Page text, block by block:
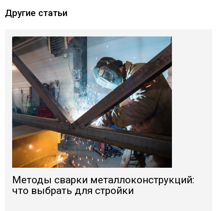
Другие статьи
Методы сварки металлоконструкций:
что выбрать для стройки